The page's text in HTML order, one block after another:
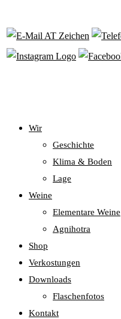
Wir
Geschichte
Klima & Boden
Lage
Weine
Elementare Weine
Agnihotra
Shop
Verkostungen
Downloads
Flaschenfotos
Kontakt